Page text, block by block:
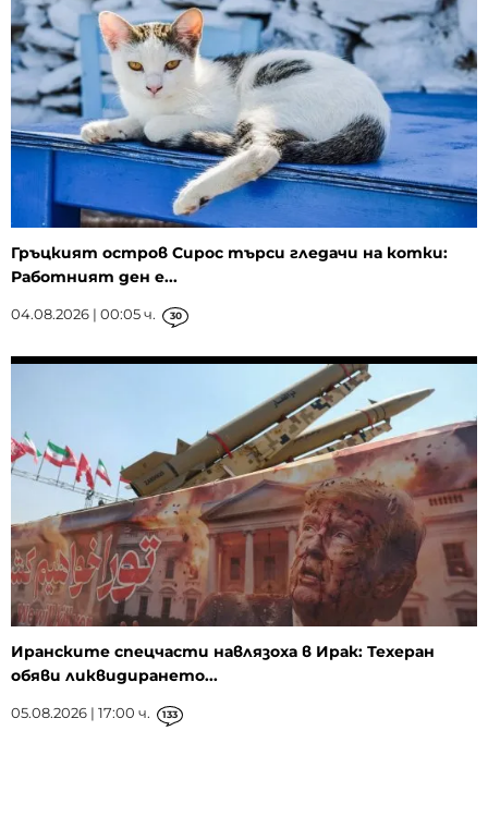
Гръцкият остров Сирос търси гледачи на котки:
Работният ден е...
04.08.2026 | 00:05 ч. 30
Иранските спецчасти навлязоха в Ирак: Техеран
обяви ликвидирането...
05.08.2026 | 17:00 ч. 133